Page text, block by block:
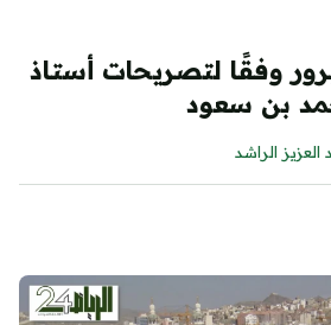
وفقًا لتصريحات أستاذ
بن سعود
العزيز الراشد